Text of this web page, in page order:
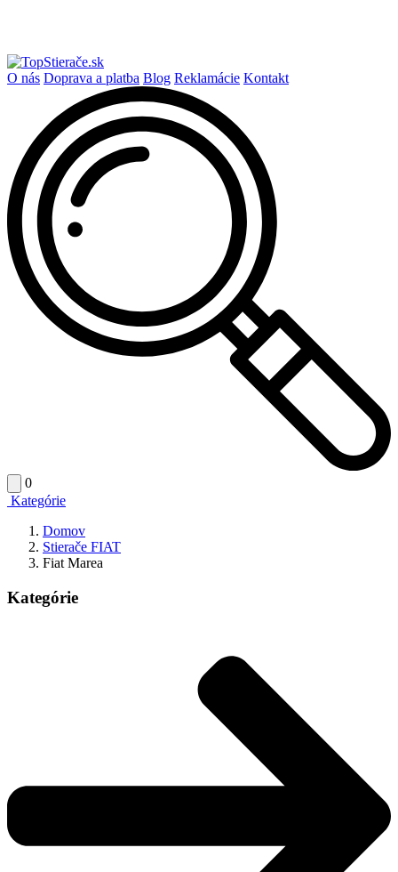
O nás Doprava a platba Blog Reklamácie Kontakt
0
Kategórie
Domov
Stierače FIAT
Fiat Marea
Kategórie